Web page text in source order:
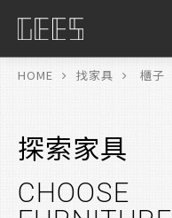
HOME 找家具 櫃子
探索家具
CHOOSE